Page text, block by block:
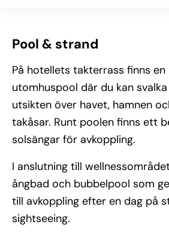
Pool & strand
På hotellets takterrass finns
utomhuspool där du kan
utsikten över havet, hamnen
takåsar. Runt poolen finns ett
solsängar för avkoppling.
I anslutning till
ångbad och bubbelpool som
till avkoppling efter en dag på
sightseeing.